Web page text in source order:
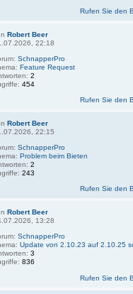
Rufen Sie den
Robert Beer
22:18
SchnapperPro
Feature Request
2
454
Rufen Sie den
Robert Beer
22:15
SchnapperPro
Problem beim Bieten
2
243
Rufen Sie den
Robert Beer
13:28
SchnapperPro
Update von 2.10.23 auf 2.10.25
3
836
Rufen Sie den